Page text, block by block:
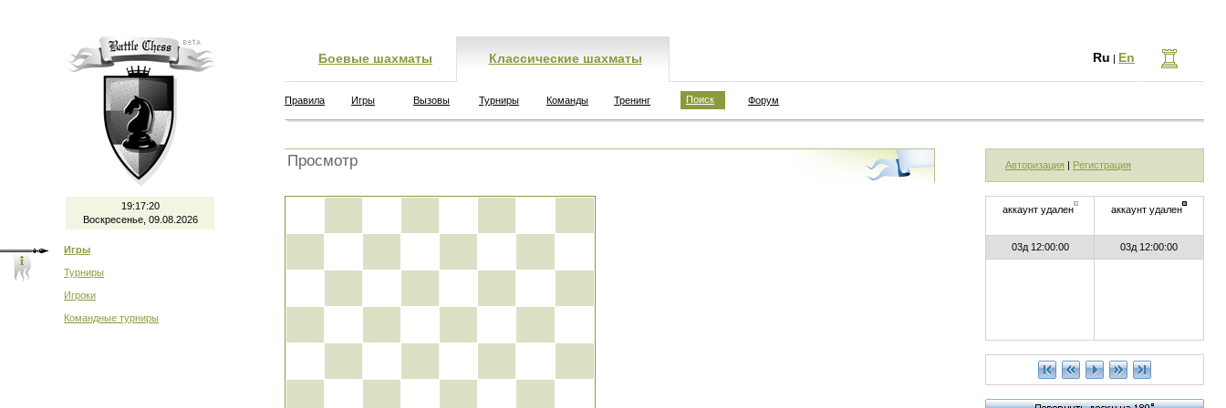
19:17:20
Воскресенье, 09.08.2026
Игры
Турниры
Игроки
Командные турниры
Боевые шахматы Классические шахматы Ru | En
Правила Игры Вызовы Турниры Команды Тренинг Поиск Форум
Просмотр Авторизация | Регистрация
аккаунт удален аккаунт удален
03д 12:00:00 03д 12:00:00